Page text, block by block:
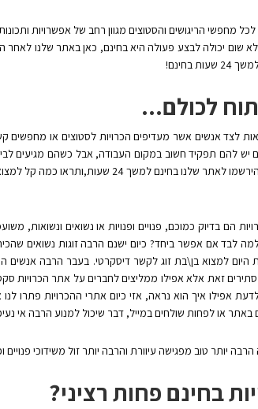
מחפשי הריגושים והסטוצים מגוון רחב של אפשרויות
בחינם!
לכולם...
לצד אנשים אשר מעדיפים הכרויות לסטוצים או מחפשים
יש להם תפקיד חשוב במקום העבודה, אבל כשהם מגיעים
למשך 24 שעות,ותראו כמה קל למצוא סקס וסטוצים.
הם בדיוק כמוכם, פנויים ופנויות או נשואים ונשואות,
לבד אם אפשר ביחד? כיום ישנם הרבה זוגות נשואים
היום למצוא בן\בת זוג לקשר דיסקרטי. בעבר הרבה אנשים
זאת אלא אפילו ממליצים לחברים על אתר הכרויות
אפילו איך הוא נראה, אזי כיום אתרי ההכרויות פתרו
או לפחות שולחים במייל, דבר שיכול למנוע הרבה אי
יותר טוב מפגישה עיוורת והרבה יותר זול משידוכי פנויים
בחינם פחות רציני?